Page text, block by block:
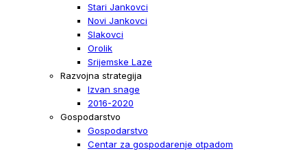
Stari Jankovci
Novi Jankovci
Slakovci
Orolik
Srijemske Laze
Razvojna strategija
Izvan snage
2016-2020
Gospodarstvo
Gospodarstvo
Centar za gospodarenje otpadom